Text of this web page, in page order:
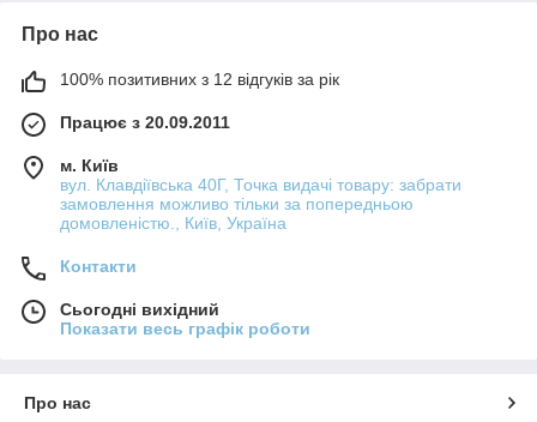
Про нас
100% позитивних з 12 відгуків за рік
Працює з 20.09.2011
м. Київ
вул. Клавдіївська 40Г, Точка видачі товару: забрати
замовлення можливо тільки за попередньою
домовленістю., Київ, Україна
Контакти
Сьогодні вихідний
Показати весь графік роботи
Про нас